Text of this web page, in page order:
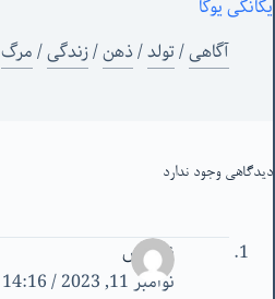
یگانگی یوگا
آگاهی/تولد/ذهن/زندگی/مرگ
دیدگاهی وجود ندارد
ناشناس
نوامبر 11, 2023 / 14:16